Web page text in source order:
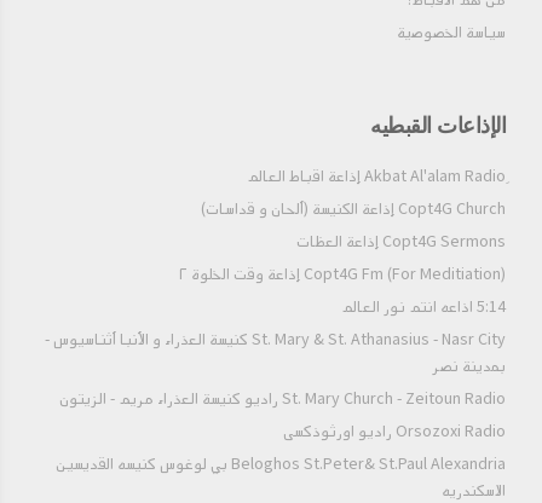
سياسة الخصوصية
الإذاعات القبطيه
Copt4G Church إذاعة الكنيسة (ألحان و قداسات)
Copt4G Sermons إذاعة العظات
Copt4G Fm (For Meditiation) إذاعة وقت الخلوة ٢
5:14 اذاعه انتم نور العالم
St. Mary & St. Athanasius - Nasr City كنيسة العذراء و الأنبا أثناسيوس -
بمدينة نصر
St. Mary Church - Zeitoun Radio راديو كنيسة العذراء مريم - الزيتون
Orsozoxi Radio راديو اورثوذكسى
Beloghos St.Peter& St.Paul Alexandria بي لوغوس كنيسه القديسين
الاسكندريه